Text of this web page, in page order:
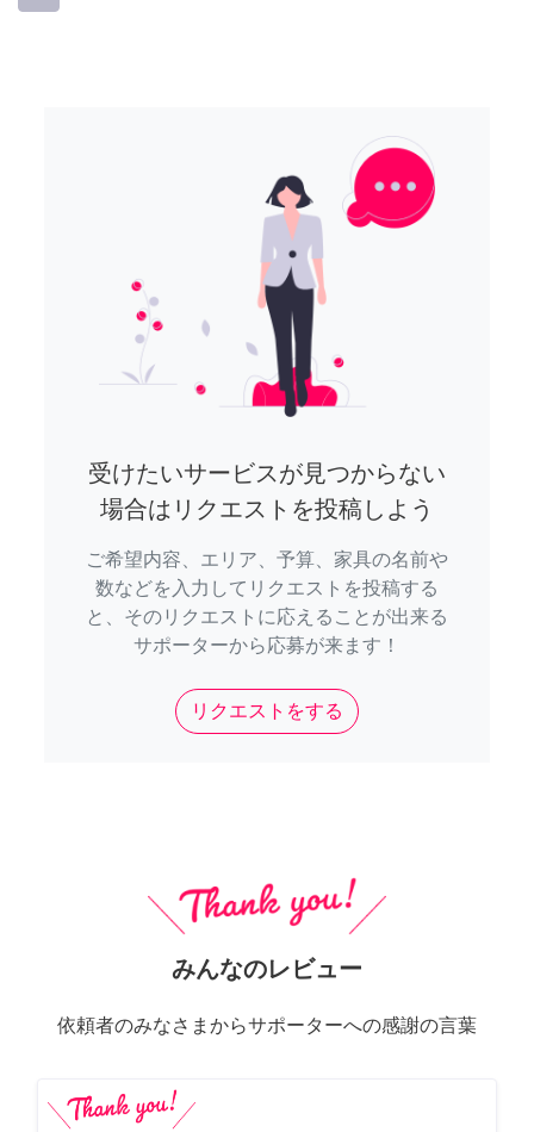
受けたいサービスが見つからない
場合はリクエストを投稿しよう
ご希望内容、エリア、予算、家具の名前や
数などを入力してリクエストを投稿する
と、そのリクエストに応えることが出来る
サポーターから応募が来ます！
リクエストをする
みんなのレビュー
依頼者のみなさまからサポーターへの感謝の言葉